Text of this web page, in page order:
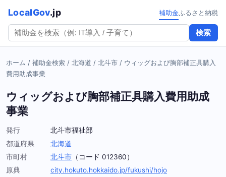
LocalGov.jp
検索
補助金ふるさと納税
ホーム / 補助金検索 / 北海道 / 北斗市 / ウィッグおよび胸部補正具購入
費用助成事業
ウィッグおよび胸部補正具購入費用助成
事業
発行
北斗市福祉部
都道府県
北海道
市町村
北斗市 （コード 012360）
原典
city.hokuto.hokkaido.jp/fukushi/hojo